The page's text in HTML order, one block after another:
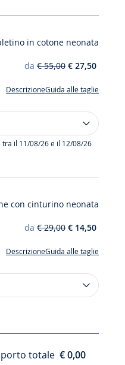
Aggiungi ai miei preferiti : Completino in
in cotone neonata
da € 55,00 € 27,50
Descrizione Guida alle taglie
tra il 11/08/26 e il 12/08/26
Aggiungi ai miei preferiti : Scarpine con
con cinturino neonata
da € 29,00 € 14,50
Descrizione Guida alle taglie
totale € 0,00